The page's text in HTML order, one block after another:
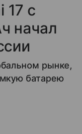
17 с
начал
рынке,
батарею